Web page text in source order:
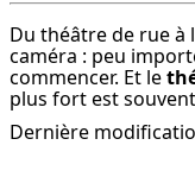
Du théâtre de rue à
caméra : peu
commencer. Et le
plus fort est
Dernière